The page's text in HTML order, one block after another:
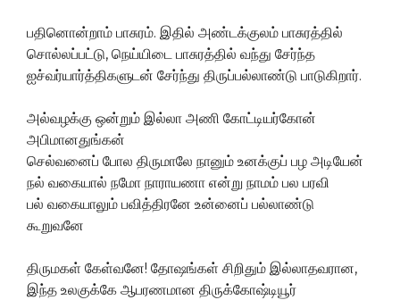
பதினொன்றாம் பாசுரம். இதில் அண்டக்குலம் பாசுரத்தில்
சொல்லப்பட்டு, நெய்யிடை பாசுரத்தில் வந்து சேர்ந்த
ஐச்வர்யார்த்திகளுடன் சேர்ந்து திருப்பல்லாண்டு பாடுகிறார்.
அல்வழக்கு ஒன்றும் இல்லா அணி கோட்டியர்கோன்
அபிமானதுங்கன்
செல்வனைப் போல திருமாலே நானும் உனக்குப் பழ அடியேன்
நல் வகையால் நமோ நாராயணா என்று நாமம் பல பரவி
பல் வகையாலும் பவித்திரனே உன்னைப் பல்லாண்டு
கூறுவனே
திருமகள் கேள்வனே! தோஷங்கள் சிறிதும் இல்லாதவரான,
இந்த உலகுக்கே ஆபரணமான திருக்கோஷ்டியூர்